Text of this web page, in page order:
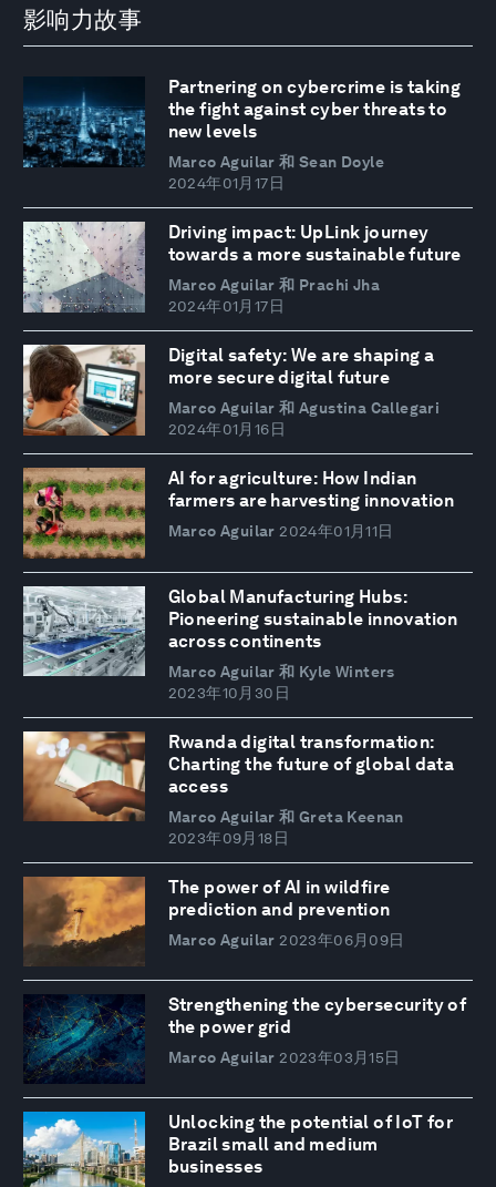
影响力故事
Partnering on cybercrime is taking
the fight against cyber threats to
new levels
Marco Aguilar 和 Sean Doyle
2024年01月17日
Driving impact: UpLink journey
towards a more sustainable future
Marco Aguilar 和 Prachi Jha
2024年01月17日
Digital safety: We are shaping a
more secure digital future
Marco Aguilar 和 Agustina Callegari
2024年01月16日
AI for agriculture: How Indian
farmers are harvesting innovation
Marco Aguilar 2024年01月11日
Global Manufacturing Hubs:
Pioneering sustainable innovation
across continents
Marco Aguilar 和 Kyle Winters
2023年10月30日
Rwanda digital transformation:
Charting the future of global data
access
Marco Aguilar 和 Greta Keenan
2023年09月18日
The power of AI in wildfire
prediction and prevention
Marco Aguilar 2023年06月09日
Strengthening the cybersecurity of
the power grid
Marco Aguilar 2023年03月15日
Unlocking the potential of IoT for
Brazil small and medium
businesses